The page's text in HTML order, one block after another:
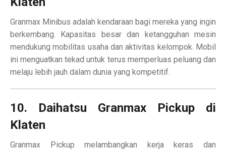
Granmax Minibus adalah kendaraan bagi mereka yang ingin
berkembang. Kapasitas besar dan ketangguhan mesin
mendukung mobilitas usaha dan aktivitas kelompok. Mobil
ini menguatkan tekad untuk terus memperluas peluang dan
melaju lebih jauh dalam dunia yang kompetitif.
10. Daihatsu Granmax Pickup di
Klaten
Granmax Pickup melambangkan kerja keras dan